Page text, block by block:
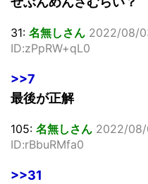
31: 名無しさん 2022/08/
ID:zPpRW+qL0
>>7
最後が正解
105: 名無しさん 2022/08/
ID:rBbuRMfa0
>>31